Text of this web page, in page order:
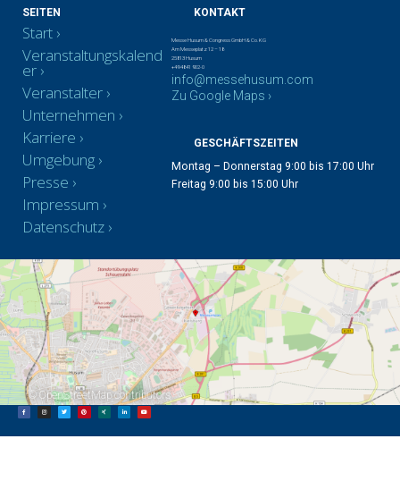
SEITEN
Start
Veranstaltungskalend
er
Veranstalter
Unternehmen
Karriere
Umgebung
Presse
Impressum
Datenschutz
KONTAKT
Messe Husum & Congress GmbH & Co. KG
Am Messeplatz 12 – 18
25813 Husum
+49 4841 902-0
info@messehusum.com
Zu Google Maps ›
GESCHÄFTSZEITEN
Montag – Donnerstag 9:00 bis 17:00 Uhr
Freitag 9:00 bis 15:00 Uhr
© OpenStreetMapcontributors